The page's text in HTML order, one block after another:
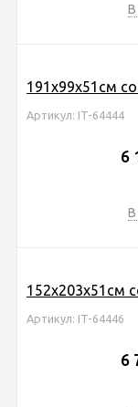
В
191х99х51см
Артикул: IT-64444
6
В
152х203х51см
Артикул: IT-64446
6